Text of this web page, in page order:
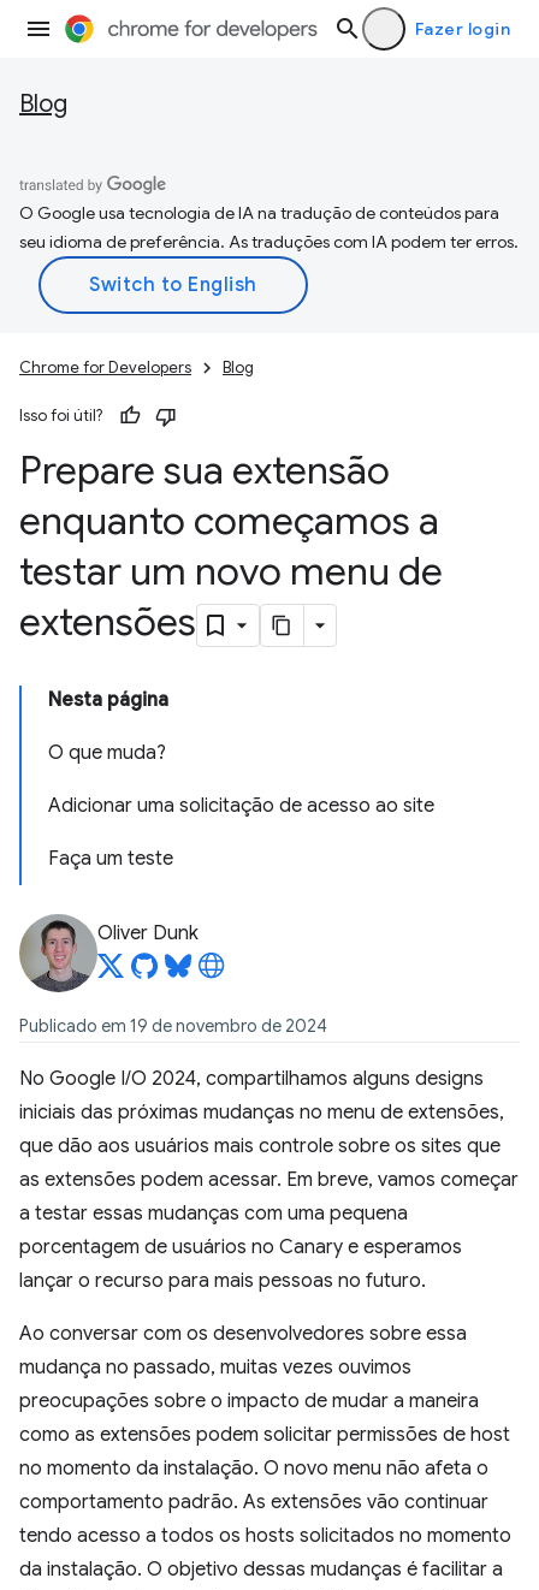
Fazer login
Blog
O Google usa tecnologia de IA na tradução de conteúdos para
seu idioma de preferência. As traduções com IA podem ter erros.
Chrome for Developers Blog
Isso foi útil?
Prepare sua extensão
enquanto começamos a
testar um novo menu de
extensões
Nesta página
O que muda?
Adicionar uma solicitação de acesso ao site
Faça um teste
Oliver Dunk
Publicado em 19 de novembro de 2024
No Google I/O 2024, compartilhamos alguns designs
iniciais das próximas mudanças no menu de extensões,
que dão aos usuários mais controle sobre os sites que
as extensões podem acessar. Em breve, vamos começar
a testar essas mudanças com uma pequena
porcentagem de usuários no Canary e esperamos
lançar o recurso para mais pessoas no futuro.
Ao conversar com os desenvolvedores sobre essa
mudança no passado, muitas vezes ouvimos
preocupações sobre o impacto de mudar a maneira
como as extensões podem solicitar permissões de host
no momento da instalação. O novo menu não afeta o
comportamento padrão. As extensões vão continuar
tendo acesso a todos os hosts solicitados no momento
da instalação. O objetivo dessas mudanças é facilitar a